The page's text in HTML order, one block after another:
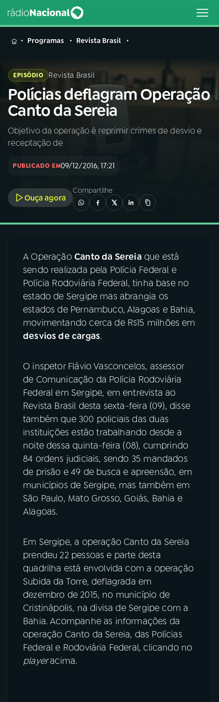
MENU
Buscar
na
Rádio
Nacional
Buscar
04 PROGRAMAS
05PODCASTS
06VIDEOCASTS
07 ÚLTIMAS
08FESTIVAL DE MÚSICA
ACOMPANHE A RÁDIO NACIONAL
YouTube Facebook
Instagram
Programas Revista Brasil
EPISÓDIO Revista Brasil
Polícias deflagram Operação
Canto da Sereia
Objetivo da operação é reprimir crimes de desvio e
receptação de
PUBLICADO EM09/12/2016, 17:21
Ouça agora
Compartilhe
A Operação Canto da Sereia que está
sendo realizada pela Polícia Federal e
Polícia Rodoviária Federal, tinha base no
estado de Sergipe mas abrangia os
estados de Pernambuco, Alagoas e Bahia,
movimentando cerca de R$15 milhões em
desvios de cargas.
O inspetor Flávio Vasconcelos, assessor
de Comunicação da Polícia Rodoviária
Federal em Sergipe, em entrevista ao
Revista Brasil desta sexta-feira (09), disse
também que 300 policiais das duas
instituições estão trabalhando desde a
noite dessa quinta-feira (08), cumprindo
84 ordens judiciais, sendo 35 mandados
de prisão e 49 de busca e apreensão, em
municípios de Sergipe, mas também em
São Paulo, Mato Grosso, Goiás, Bahia e
Alagoas.
Em Sergipe, a operação Canto da Sereia
prendeu 22 pessoas e parte desta
quadrilha está envolvida com a operação
Subida da Torre, deflagrada em
dezembro de 2015, no município de
Cristinápolis, na divisa de Sergipe com a
Bahia. Acompanhe as informações da
operação Canto da Sereia, das Polícias
Federal e Rodoviária Federal, clicando no
playeracima.